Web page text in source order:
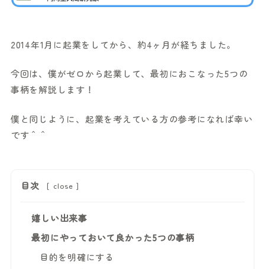
2014年1月に起業をしてから、約4ヶ月が経ちました。
今回は、僕がゼロから起業して、最初におこなった5つの
事柄を解説します！
僕と同じように、起業を考えている方の参考になれば幸い
です＾＾
目次 [ close ]
嬉しい出来事
最初にやっておいて良かった5つの事柄
目的を明確にする